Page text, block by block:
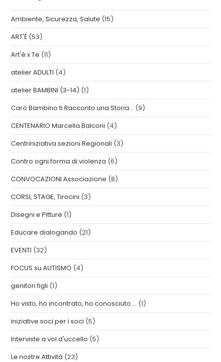
Ambiente, Sicurezza, Salute (15)
ART'È (53)
Art'è x Te (11)
atelier ADULTI (4)
atelier BAMBINI (3-14) (1)
Caro Bambino ti Racconto una Storia… (9)
CENTENARIO Marcella Balconi (4)
Centriniziativa sezioni Regionali (3)
Contro ogni forma di violenza (6)
CONVOCAZIONI Associazione (8)
CORSI, STAGE, Tirocini (3)
Disegni e Pitture (1)
Educare dialogando (21)
EVENTI (32)
FOCUS su AUTISMO (4)
genitori figli (1)
Ho visto, ho incontrato, ho conosciuto…. (1)
iniziative soci per i soci (5)
Interviste a vol d'uccello (5)
Le nostre Attività (23)